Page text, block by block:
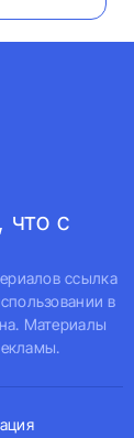
что с
ссылка
в
Материалы